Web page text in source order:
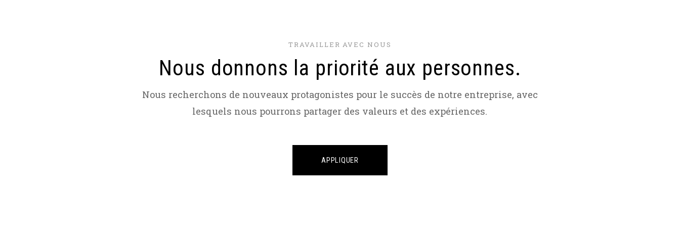
TRAVAILLER AVEC NOUS
Nous donnons la priorité aux personnes.
Nous recherchons de nouveaux protagonistes pour le succès de notre entreprise, avec
lesquels nous pourrons partager des valeurs et des expériences.
APPLIQUER